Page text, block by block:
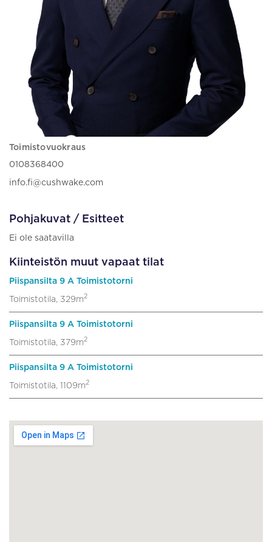
Toimistovuokraus
0108368400
info.fi@cushwake.com
Pohjakuvat / Esitteet
Ei ole saatavilla
Kiinteistön muut vapaat tilat
Piispansilta 9 A Toimistotorni
Toimistotila, 329m2
Piispansilta 9 A Toimistotorni
Toimistotila, 379m2
Piispansilta 9 A Toimistotorni
Toimistotila, 1109m2